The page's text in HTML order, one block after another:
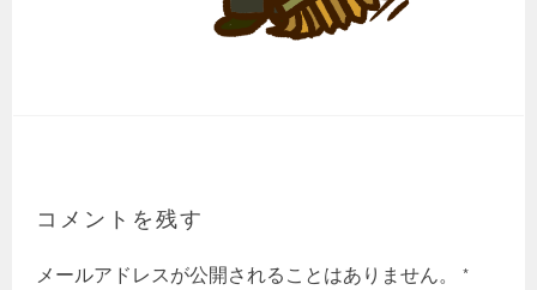
コメントを残す
メールアドレスが公開されることはありません。
*